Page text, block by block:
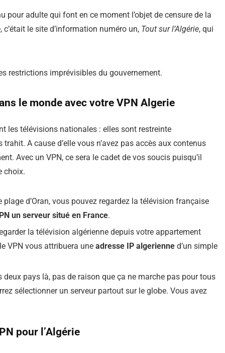
pour adulte qui font en ce moment l’objet de censure de la
le site d’information numéro un, Tout sur l’Algérie, qui
restrictions imprévisibles du gouvernement.
le monde avec votre VPN Algerie
les télévisions nationales : elles sont restreinte
A cause d’elle vous n’avez pas accès aux contenus
Avec un VPN, ce sera le cadet de vos soucis puisqu’il
choix.
d’Oran, vous pouvez regardez la télévision française
un serveur situé en France.
la télévision algérienne depuis votre appartement
VPN vous attribuera une adresse IP algerienne d’un simple
deux pays là, pas de raison que ça ne marche pas pour tous
sélectionner un serveur partout sur le globe. Vous avez
pour l’Algérie